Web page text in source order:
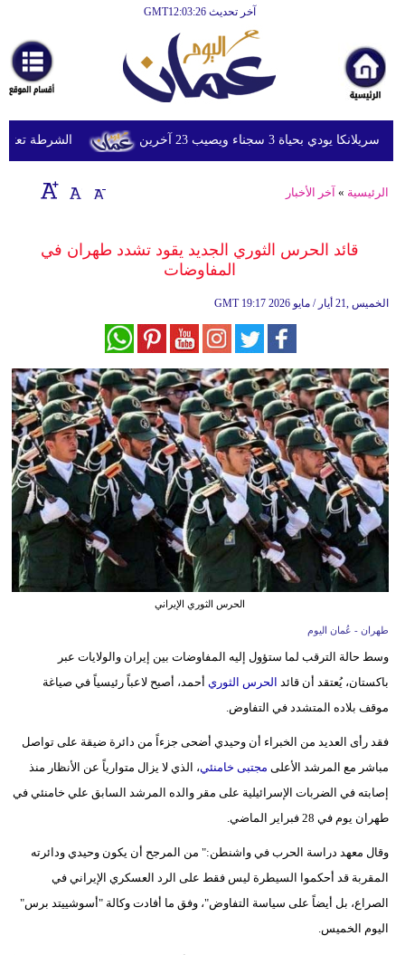
آخر تحديث GMT12:03:26
أخبارعاجلة
رياضة
ثقافة
إقتصاد
وموسيقى
سياحة
وسفر
ديكور
أخبار
إعلام
تعليم
وتكنولوجيا
مدوَّنات
أبراج
سيارات
الشرطة تعتقل بحياة 3 سجناء ويصيب 23 آخرين
الرئيسية » آخر الأخبار
قائد الحرس الثوري الجديد يقود تشدد طهران في
المفاوضات
GMT 19:17 2026 الخميس ,21 أيار / مايو
الحرس الثوري الإيراني
طهران - عُمان اليوم
وسط حالة الترقب لما ستؤول إليه المفاوضات بين إيران والولايات عبر
باكستان، يُعتقد أن قائد الحرس الثوري أحمد، أصبح لاعباً رئيسياً في صياغة
موقف بلاده المتشدد في التفاوض.
فقد رأى العديد من الخبراء أن وحيدي أضحى جزءاً من دائرة ضيقة على تواصل
مباشر مع المرشد الأعلى مجتبى خامنئي، الذي لا يزال متوارياً عن الأنظار منذ
إصابته في الضربات الإسرائيلية على مقر والده المرشد السابق علي خامنئي في
طهران يوم في 28 فبراير الماضي.
وقال معهد دراسة الحرب في واشنطن:" من المرجح أن يكون وحيدي ودائرته
المقربة قد أحكموا السيطرة ليس فقط على الرد العسكري الإيراني في
الصراع، بل أيضاً على سياسة التفاوض"، وفق ما أفادت وكالة "أسوشييتد برس"
اليوم الخميس.